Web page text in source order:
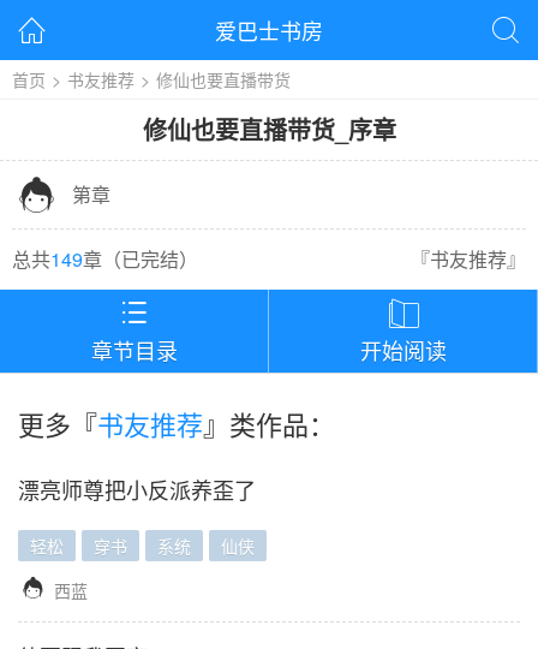
 爱巴士书房 
首页 > 书友推荐 > 修仙也要直播带货
修仙也要直播带货_ 序章
 第章
总共149章（已完结） 『书友推荐』

章节目录

开始阅读
更多『书友推荐』类作品：
漂亮师尊把小反派养歪了
轻松 穿书 系统 仙侠
 西蓝